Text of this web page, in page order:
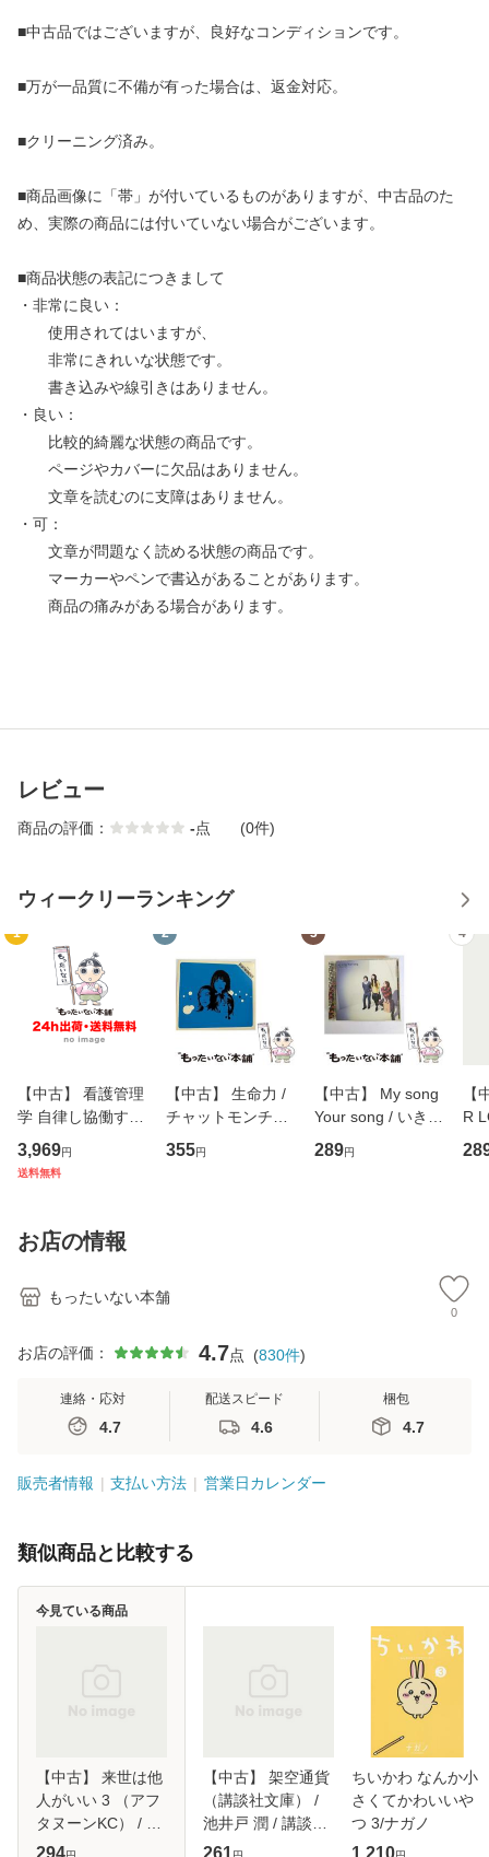
■中古品ではございますが、良好なコンディションです。
■万が一品質に不備が有った場合は、返金対応。
■クリーニング済み。
■商品画像に「帯」が付いているものがありますが、中古品のた
め、実際の商品には付いていない場合がございます。
■商品状態の表記につきまして
・非常に良い：
使用されてはいますが、
非常にきれいな状態です。
書き込みや線引きはありません。
・良い：
比較的綺麗な状態の商品です。
ページやカバーに欠品はありません。
文章を読むのに支障はありません。
・可：
文章が問題なく読める状態の商品です。
マーカーやペンで書込があることがあります。
商品の痛みがある場合があります。
レビュー
商品の評価： -点 (0件)
ウィークリーランキング
1
【中古】 看護管理
学 自律し協働する
専門職の看護マネ
ジメントスキル 改
恵 藤本幸三 / 南江
堂 [単行
3,969円
送料無料
2
【中古】 生命力 /
チャットモンチー /
キューンレコード
[CD]【メール便送
355円
3
【中古】 My song
Your song / いきも
のがかり / [CD]
【メール便送料無
289円
4
【
R
産
お店の情報
もったいない本舗
0
お店の評価： 4.7点 (830件)
連絡・応対
4.7
配送スピード
4.6
梱包
4.7
販売者情報 支払い方法 営業日カレンダー
類似商品と比較する
【中古】 来世は他
人がいい 3 （アフ
タヌーンKC） / 小
西 明日翔 / 講談社
294
今見ている商品
【中古】 架空通貨
（講談社文庫） /
池井戸 潤 / 講談社
[文庫]【メール便送
261
ちいかわ なんか小
さくてかわいいや
つ 3/ナガノ
1,210